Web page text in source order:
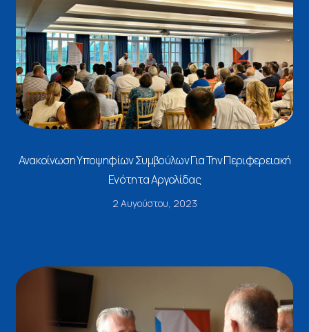
Ανακοίνωση Υποψηφίων Συμβούλων Για Την Περιφερειακή
Ενότητα Αργολίδας
2 Αυγούστου, 2023